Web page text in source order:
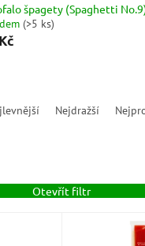
špagety (Spaghetti
(>5 ks)
Nejdražší
Otevřít filtr